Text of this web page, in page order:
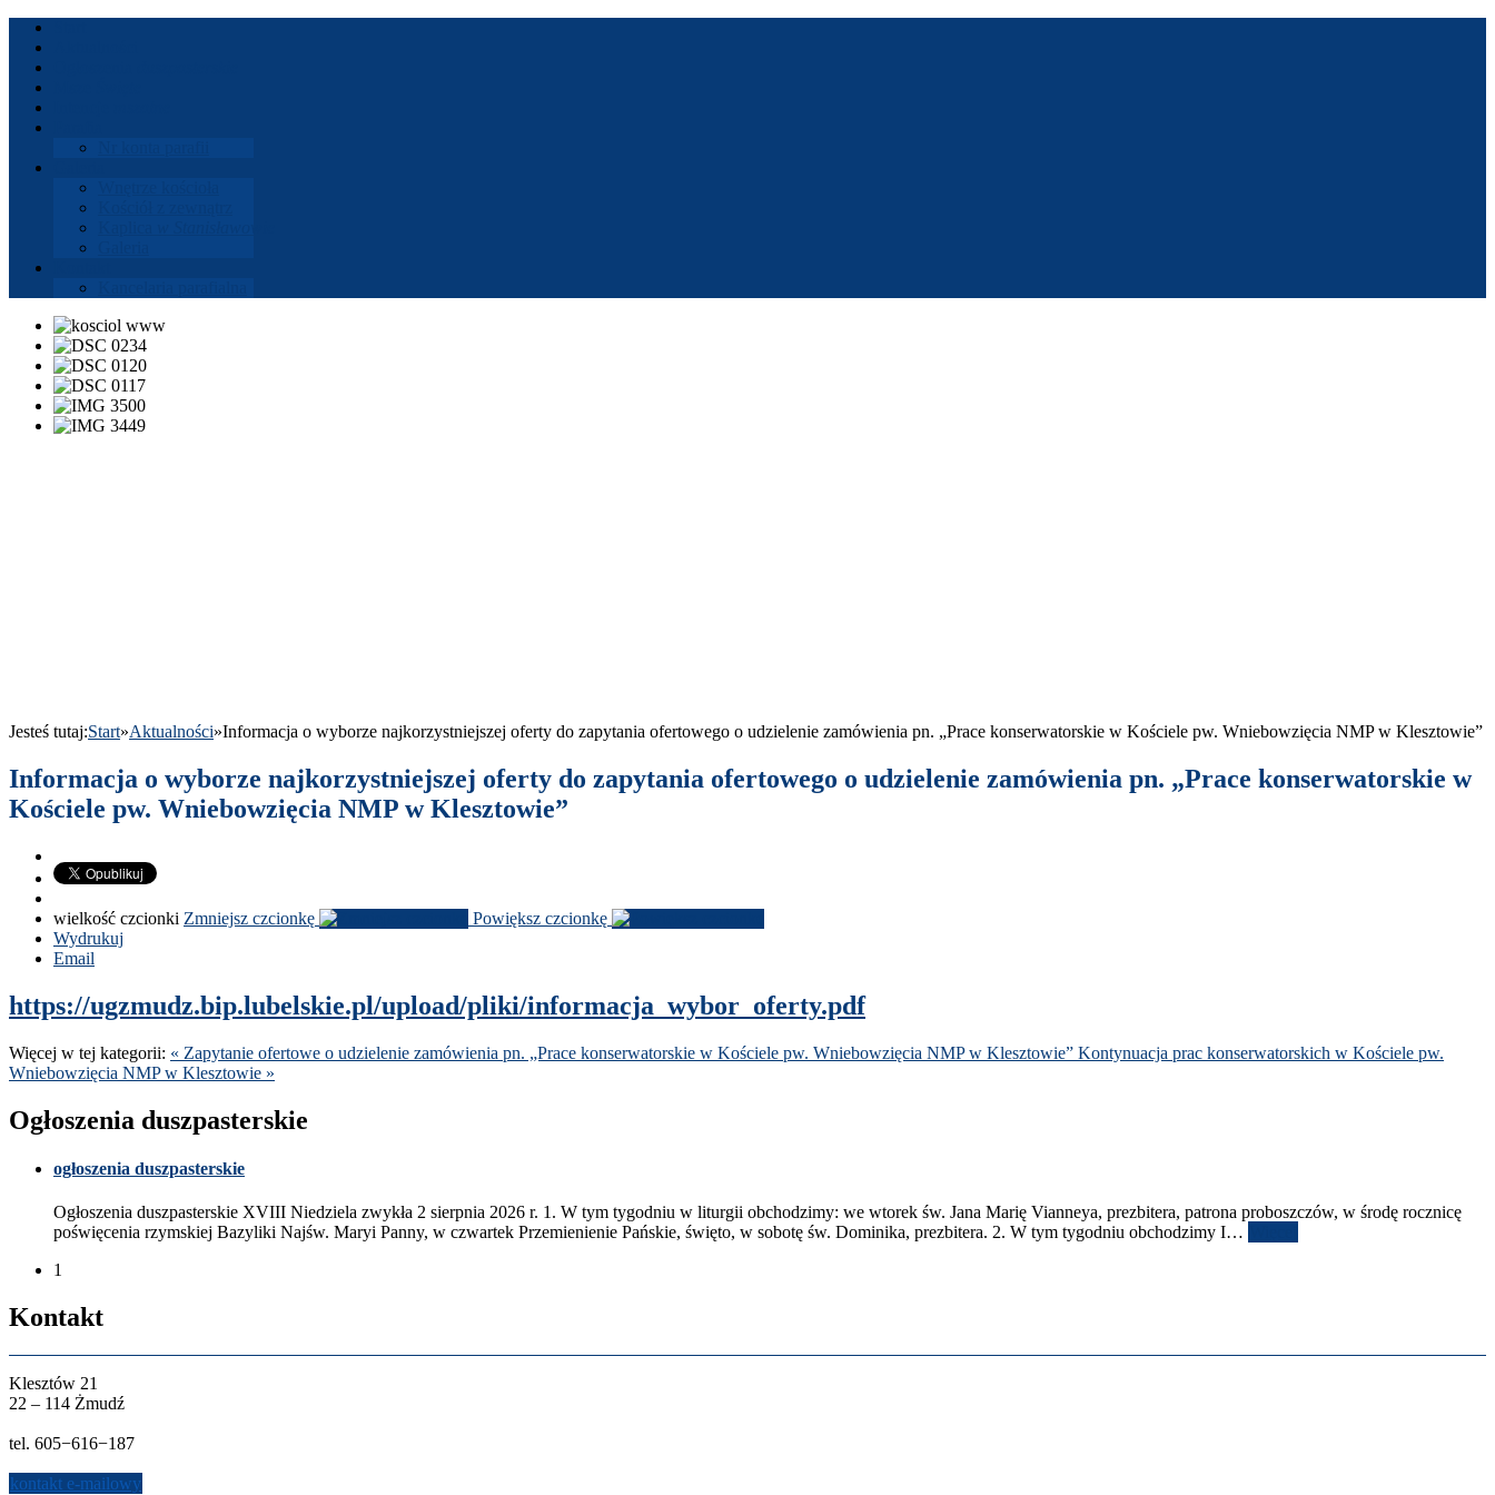
Jesteś tutaj:Start»Aktu­al­ności»Infor­ma­cja o wyborze najko­rzyst­niejszej oferty do zapy­tania ofer­towego o udzie­le­nie zamówienia pn. „Prace kon­ser­wa­torskie w Koś­ciele pw. Wniebowz­ię­cia NMPw Klesztowie”
Infor­ma­cja o wyborze najko­rzyst­niejszej oferty do zapy­tania ofer­towego o udzie­le­nie zamówienia pn. „Prace kon­ser­wa­torskie w
Koś­ciele pw. Wniebowz­ię­cia NMP w Klesztowie”
wielkość czcionki Zmniejsz czcionkę
Pow­iększ czcionkę
Wydrukuj
Email
https://​ugz​mudz​.bip​.lubel​skie​.pl/​u​p​l​o​a​d​/​p​l​i​k​i​/​i​n​f​o​r​m​a​c​j​a​_​w​y​b​o​r​_​o​f​e​r​t​y​.​p​d​f
Więcej w tej kat­e­gorii: « Zapy­tanie ofer­towe o udzie­le­nie zamówienia pn. „Prace kon­ser­wa­torskie w Koś­ciele pw. Wniebowz­ię­cia NMPw Klesz­towie” Kon­tynu­acja prac kon­ser­wa­tors­kich w Koś­ciele pw.
Wniebowz­ię­cia NMPw Klesz­towie »
Ogłoszenia dusz­paster­skie
ogłoszenia dusz­paster­skie
Ogłoszenia dusz­paster­skie XVIII Niedziela zwykła 2 sierp­nia 2026 r. 1 . W tym tygod­niu w liturgii obchodz­imy: we wtorek św. Jana Marię Vian­neya, prezbit­era, patrona pro­boszczów, w środę rocznicę
poświęce­nia rzym­skiej Bazy­liki Najśw. Maryi Panny, w czwartek Przemie­nie­nie Pańskie, święto, w sobotę św. Dominika, prezbit­era. 2. W tym tygod­niu obchodz­imy I…
1
Kon­takt
Klesztów 21
22 – 114 Żmudź
tel. 605−616−187
kon­takt e-​mailowy